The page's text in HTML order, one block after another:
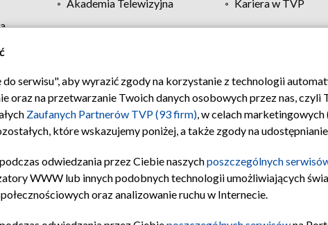
Akademia Telewizyjna Kariera w TVP
Regulamin TVP Polityka prywatności Moje zgody
serwisu", aby wyrazić zgody na korzystanie z technologii
oraz na przetwarzanie Twoich danych osobowych przez nas, czyli
Zaufanych Partnerów TVP (93 firm), w celach
które wskazujemy poniżej, a także zgody na
odwiedzania przez Ciebie naszychposzczególnych
WWW lub innych podobnych technologii umożliwiających
oraz analizowanie ruchu w Internecie.